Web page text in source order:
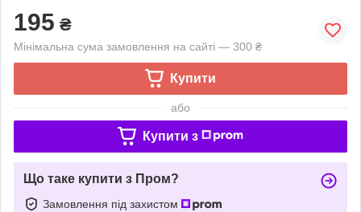
195 ₴
Мінімальна сума замовлення на сайті — 300 ₴
Купити
або
Купити з
Що таке купити з Пром?
Замовлення під захистом